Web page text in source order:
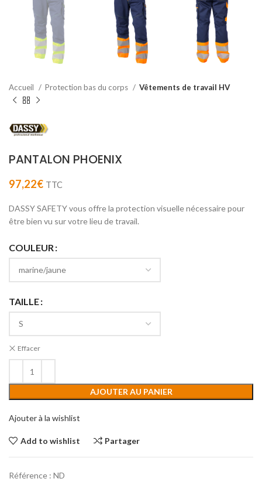
Accueil Protection bas du corps Vêtements de travail HV
PANTALON PHOENIX
97,22€ TTC
DASSY SAFETY vous offre la protection visuelle nécessaire pour
être bien vu sur votre lieu de travail.
COULEUR
TAILLE
Effacer
AJOUTER AU PANIER
Ajouter à la wishlist
Add to wishlist Partager
Référence : ND